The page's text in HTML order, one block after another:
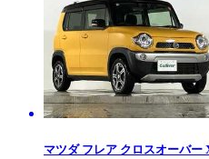
マツダ フレア クロスオーバー